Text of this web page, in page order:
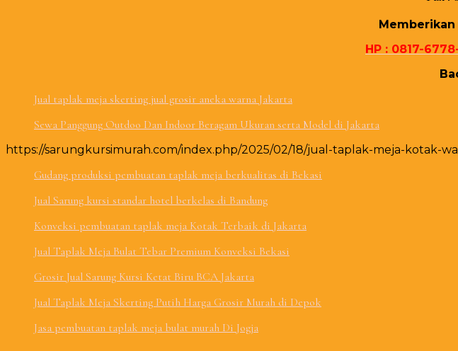
HP : 0817-
Jual taplak meja skerting jual grosir aneka warna Jakarta
Sewa Panggung Outdoo Dan Indoor Beragam Ukuran serta Model di Jakarta
https://sarungkursimurah.com/index.php/2025/02/18/jual-taplak-meja-kotak-
Gudang produksi pembuatan taplak meja berkualitas di Bekasi
Jual Sarung kursi standar hotel berkelas di Bandung
Konveksi pembuatan taplak meja Kotak Terbaik di Jakarta
Jual Taplak Meja Bulat Tebar Premium Konveksi Bekasi
Grosir Jual Sarung Kursi Ketat Biru BCA Jakarta
Jual Taplak Meja Skerting Putih Harga Grosir Murah di Depok
Jasa pembuatan taplak meja bulat murah Di Jogja